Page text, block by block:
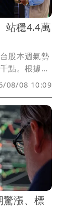
站穩4.4萬
股本週氣勢
點。根據臺
權指數收在
點
2.57%；全
144兆
兆元，增
08/08 10:09
驚漲、標